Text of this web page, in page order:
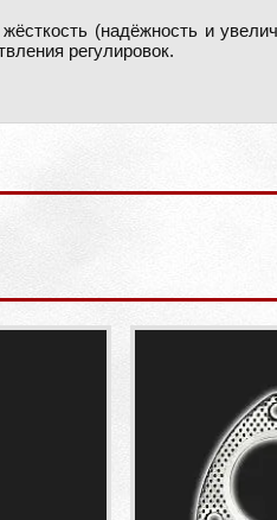
(надёжность и
регулировок.